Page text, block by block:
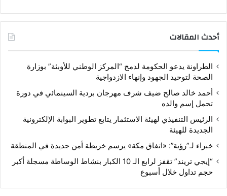
أحدث المقالات
الطراونة يدعو الحكومة لدمج “المركز الوطني للأوبئة” بوزارة
الصحة لتوحيد الجهود وإنهاء الازدواجية
أحمد خالد صالح ضيف شرف مهرجان بردية السينمائي في دورة
تحمل إسم والده
الرئيس التنفيذي لهيئة الاستثمار يتابع تطوير البوابة الإلكترونية
الجديدة للهيئة
خبراء لـ”رؤية”: «اتفاق مكة» يرسم خريطة أمن جديدة في المنطقة
“إيجي تريند” تقفز لرابع الـ 10 الكبار بنشاط الوساطة مسجلة أكبر
حجم تداول خلال أسبوع